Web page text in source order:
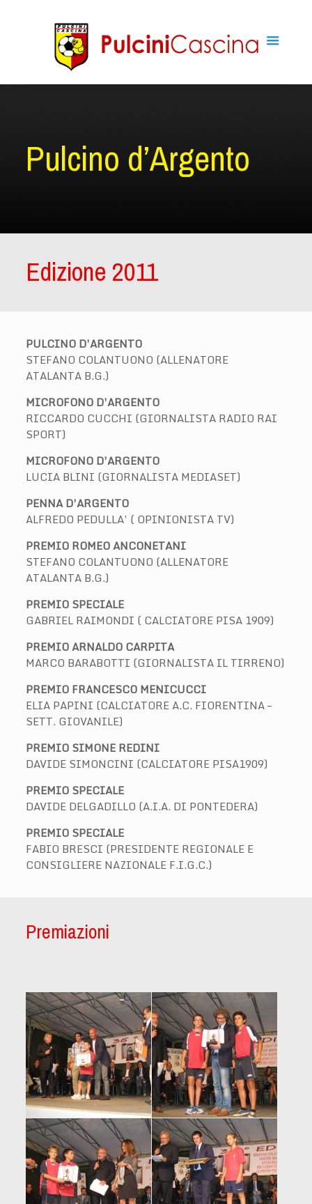
Pulcino d’Argento
Edizione 2011
PULCINO D’ARGENTO
STEFANO COLANTUONO (ALLENATORE
ATALANTA B.G.)
MICROFONO D’ARGENTO
RICCARDO CUCCHI (GIORNALISTA RADIO RAI
SPORT)
MICROFONO D’ARGENTO
LUCIA BLINI (GIORNALISTA MEDIASET)
PENNA D’ARGENTO
ALFREDO PEDULLA’ ( OPINIONISTA TV)
PREMIO ROMEO ANCONETANI
STEFANO COLANTUONO (ALLENATORE
ATALANTA B.G.)
PREMIO SPECIALE
GABRIEL RAIMONDI ( CALCIATORE PISA 1909)
PREMIO ARNALDO CARPITA
MARCO BARABOTTI (GIORNALISTA IL TIRRENO)
PREMIO FRANCESCO MENICUCCI
ELIA PAPINI (CALCIATORE A.C. FIORENTINA –
SETT. GIOVANILE)
PREMIO SIMONE REDINI
DAVIDE SIMONCINI (CALCIATORE PISA1909)
PREMIO SPECIALE
DAVIDE DELGADILLO (A.I.A. DI PONTEDERA)
PREMIO SPECIALE
FABIO BRESCI (PRESIDENTE REGIONALE E
CONSIGLIERE NAZIONALE F.I.G.C.)
Premiazioni